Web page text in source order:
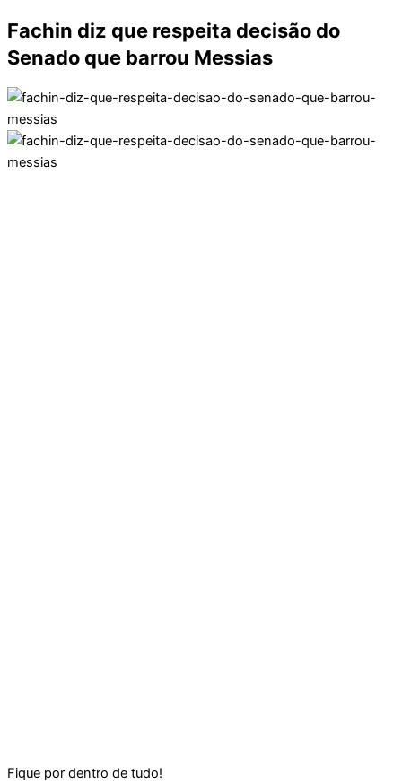
Fachin diz que respeita decisão do
Senado que barrou Messias
Fique por dentro de tudo!